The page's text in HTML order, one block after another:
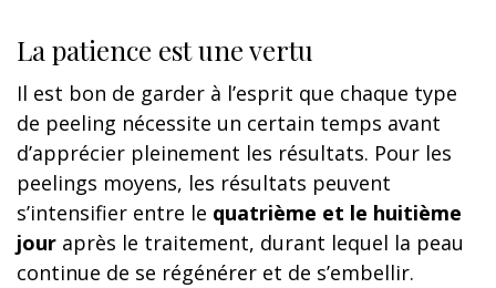
La patience est une vertu
Il est bon de garder à l’esprit que chaque type
de peeling nécessite un certain temps avant
d’apprécier pleinement les résultats. Pour les
peelings moyens, les résultats peuvent
s’intensifier entre le quatrième et le huitième
jour après le traitement, durant lequel la peau
continue de se régénérer et de s’embellir.